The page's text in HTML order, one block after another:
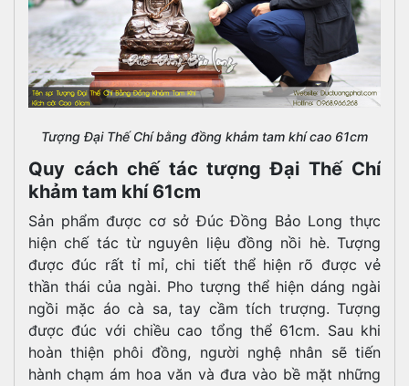
Tượng Đại Thế Chí bằng đồng khảm tam khí cao 61cm
Quy cách chế tác tượng Đại Thế Chí
khảm tam khí 61cm
Sản phẩm được cơ sở Đúc Đồng Bảo Long thực
hiện chế tác từ nguyên liệu đồng nồi hè. Tượng
được đúc rất tỉ mỉ, chi tiết thể hiện rõ được vẻ
thần thái của ngài. Pho tượng thể hiện dáng ngài
ngồi mặc áo cà sa, tay cầm tích trượng. Tượng
được đúc với chiều cao tổng thể 61cm. Sau khi
hoàn thiện phôi đồng, người nghệ nhân sẽ tiến
hành chạm ám hoa văn và đưa vào bề mặt những